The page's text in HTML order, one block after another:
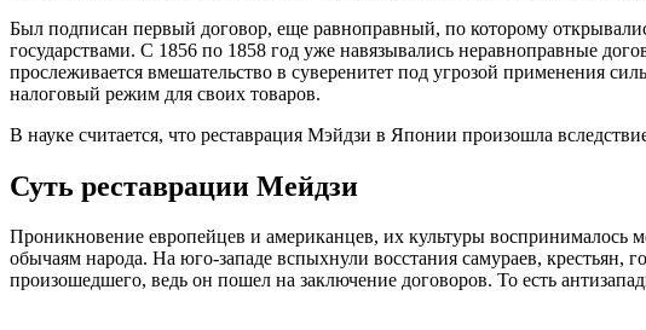
Был подписан первый договор, еще равноправный, по которому
государствами. С 1856 по 1858 год уже навязывались неравноправные
прослеживается вмешательство в суверенитет под угрозой применения
налоговый режим для своих товаров.
В науке считается, что реставрация Мэйдзи в Японии произошла
Суть реставрации Мейдзи
Проникновение европейцев и американцев, их культуры воспринималось
обычаям народа. На юго-западе вспыхнули восстания самураев, крестьян,
произошедшего, ведь он пошел на заключение договоров. То есть